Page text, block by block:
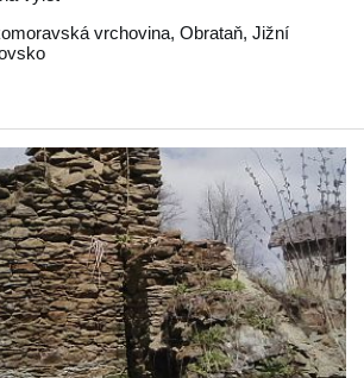
vrchovina, Obrataň, Jižní